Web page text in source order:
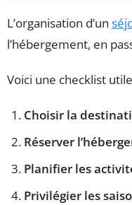
L’organisation d’un
l’hébergement, en
Voici une checklist
Choisir la
Réserver
Planifier les
Privilégier les